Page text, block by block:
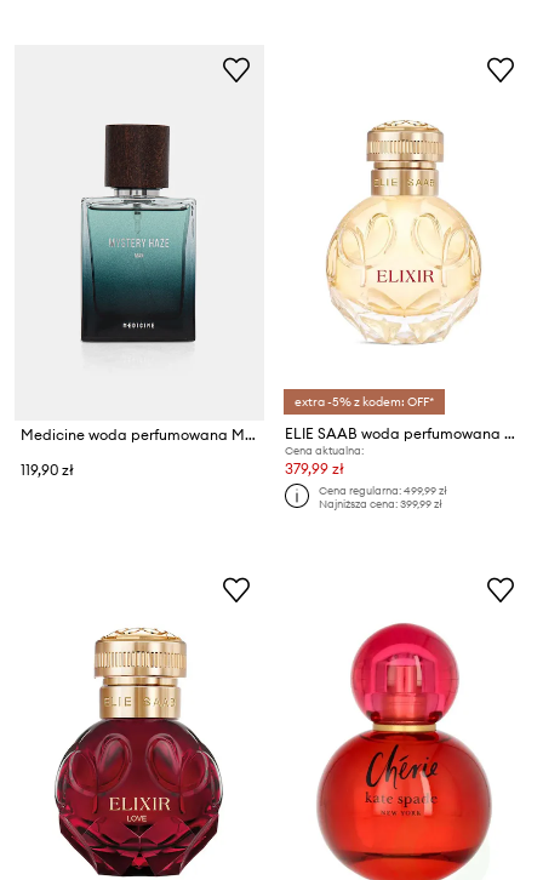
Medicine woda perfumowana Mystery Haze 50 ml
119,90 zł
extra -5% z kodem: OFF*
ELIE SAAB woda perfumowana ES Elixir EDP 50ml
Cena aktualna:
379,99 zł
Cena regularna:499,99 zł
Najniższa cena:399,99 zł